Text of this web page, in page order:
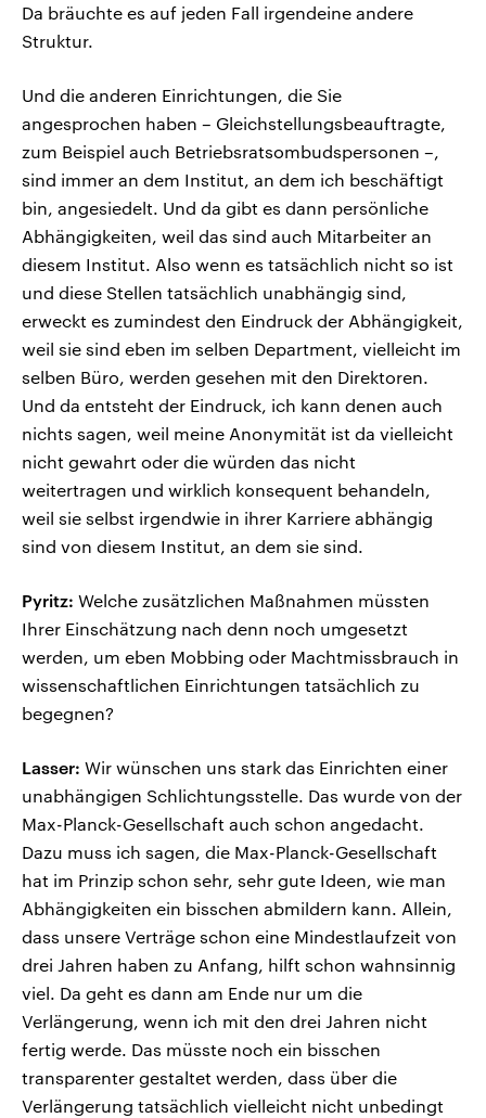
Da bräuchte es auf jeden Fall irgendeine andere
Struktur.
Und die anderen Einrichtungen, die Sie
angesprochen haben – Gleichstellungsbeauftragte,
zum Beispiel auch Betriebsratsombudspersonen –,
sind immer an dem Institut, an dem ich beschäftigt
bin, angesiedelt. Und da gibt es dann persönliche
Abhängigkeiten, weil das sind auch Mitarbeiter an
diesem Institut. Also wenn es tatsächlich nicht so ist
und diese Stellen tatsächlich unabhängig sind,
erweckt es zumindest den Eindruck der Abhängigkeit,
weil sie sind eben im selben Department, vielleicht im
selben Büro, werden gesehen mit den Direktoren.
Und da entsteht der Eindruck, ich kann denen auch
nichts sagen, weil meine Anonymität ist da vielleicht
nicht gewahrt oder die würden das nicht
weitertragen und wirklich konsequent behandeln,
weil sie selbst irgendwie in ihrer Karriere abhängig
sind von diesem Institut, an dem sie sind.
Pyritz: Welche zusätzlichen Maßnahmen müssten
Ihrer Einschätzung nach denn noch umgesetzt
werden, um eben Mobbing oder Machtmissbrauch in
wissenschaftlichen Einrichtungen tatsächlich zu
begegnen?
Lasser: Wir wünschen uns stark das Einrichten einer
unabhängigen Schlichtungsstelle. Das wurde von der
Max-Planck-Gesellschaft auch schon angedacht.
Dazu muss ich sagen, die Max-Planck-Gesellschaft
hat im Prinzip schon sehr, sehr gute Ideen, wie man
Abhängigkeiten ein bisschen abmildern kann. Allein,
dass unsere Verträge schon eine Mindestlaufzeit von
drei Jahren haben zu Anfang, hilft schon wahnsinnig
viel. Da geht es dann am Ende nur um die
Verlängerung, wenn ich mit den drei Jahren nicht
fertig werde. Das müsste noch ein bisschen
transparenter gestaltet werden, dass über die
Verlängerung tatsächlich vielleicht nicht unbedingt